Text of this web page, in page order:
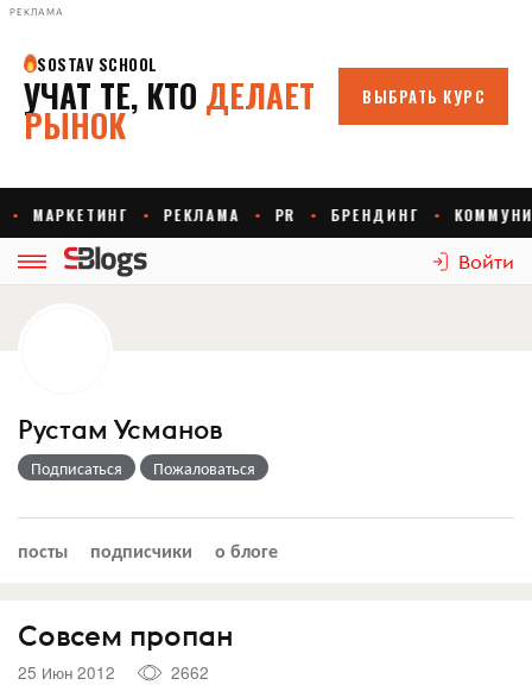
РЕКЛАМА
Войти
Рустам Усманов
Подписаться Пожаловаться
посты подписчики о блоге
Совсем пропан
25 Июн 2012
2662